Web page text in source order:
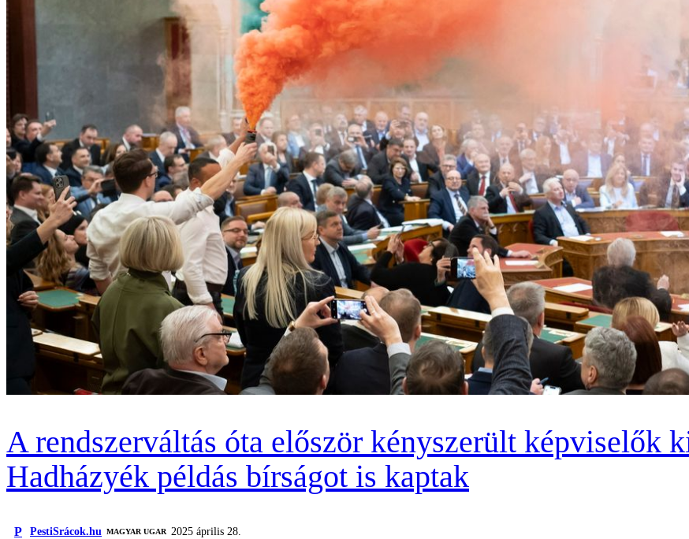
A rendszerváltás óta először kényszerült képviselők
Hadházyék példás bírságot is kaptak
P PestiSrácok.hu MAGYAR UGAR 2025 április 28.